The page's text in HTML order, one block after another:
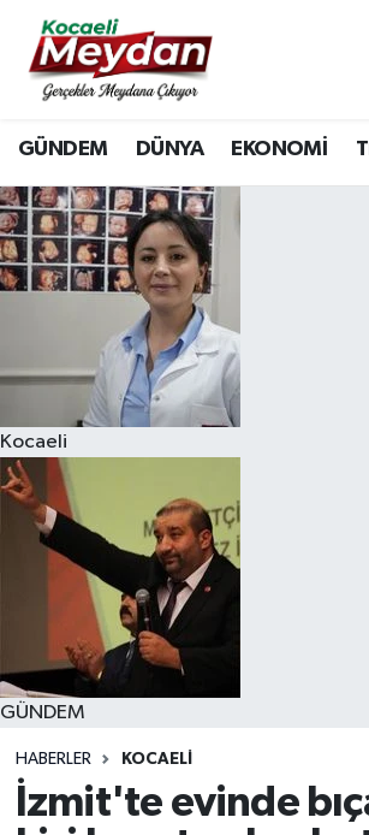
GÜNDEM DÜNYA EKONOMİ
Kocaeli
GÜNDEM
HABERLER KOCAELI
İzmit'te evinde
Nöbetçi Eczaneler
Hava Durumu
Trafik Durumu
Süper Lig Puan Durumu ve
Tüm Manşetler
Son Dakika Haberleri
Haber Arşivi